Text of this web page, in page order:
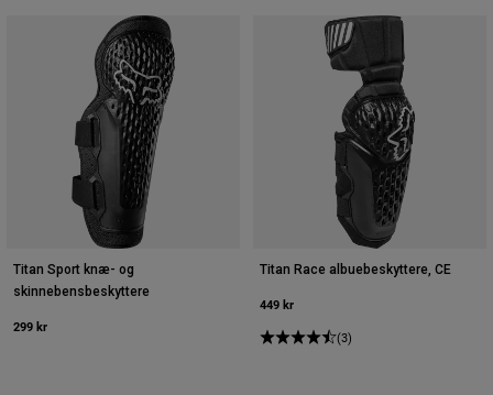
Titan Sport knæ- og
skinnebensbeskyttere
299 kr
Titan Race albuebeskyttere, CE
449 kr
(3)